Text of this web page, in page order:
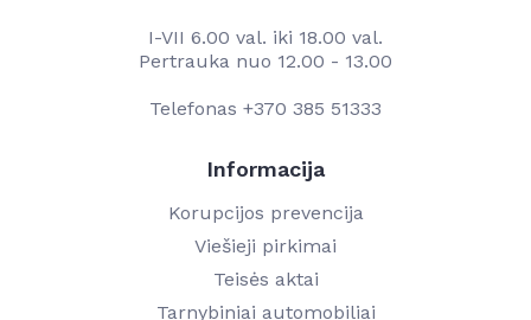
I-VII 6.00 val. iki 18.00 val.
Pertrauka nuo 12.00 - 13.00
Telefonas +370 385 51333
Informacija
Korupcijos prevencija
Viešieji pirkimai
Teisės aktai
Tarnybiniai automobiliai